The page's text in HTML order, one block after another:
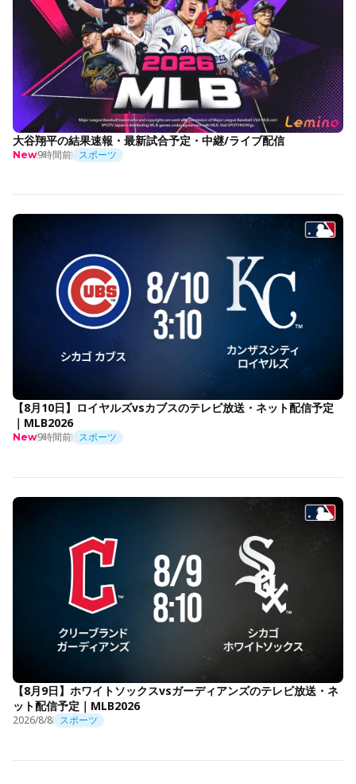
大谷翔平の結果速報・最新試合予定・中継/ライブ配信
New9時間前 スポーツ
【8月10日】ロイヤルズvsカブスのテレビ放送・ネット配信予定
｜MLB2026
New9時間前 スポーツ
【8月9日】ホワイトソックスvsガーディアンズのテレビ放送・ネ
ット配信予定｜MLB2026
2026/8/8 スポーツ